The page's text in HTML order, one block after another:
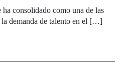
consolidado como una de las
la demanda de talento en el […]